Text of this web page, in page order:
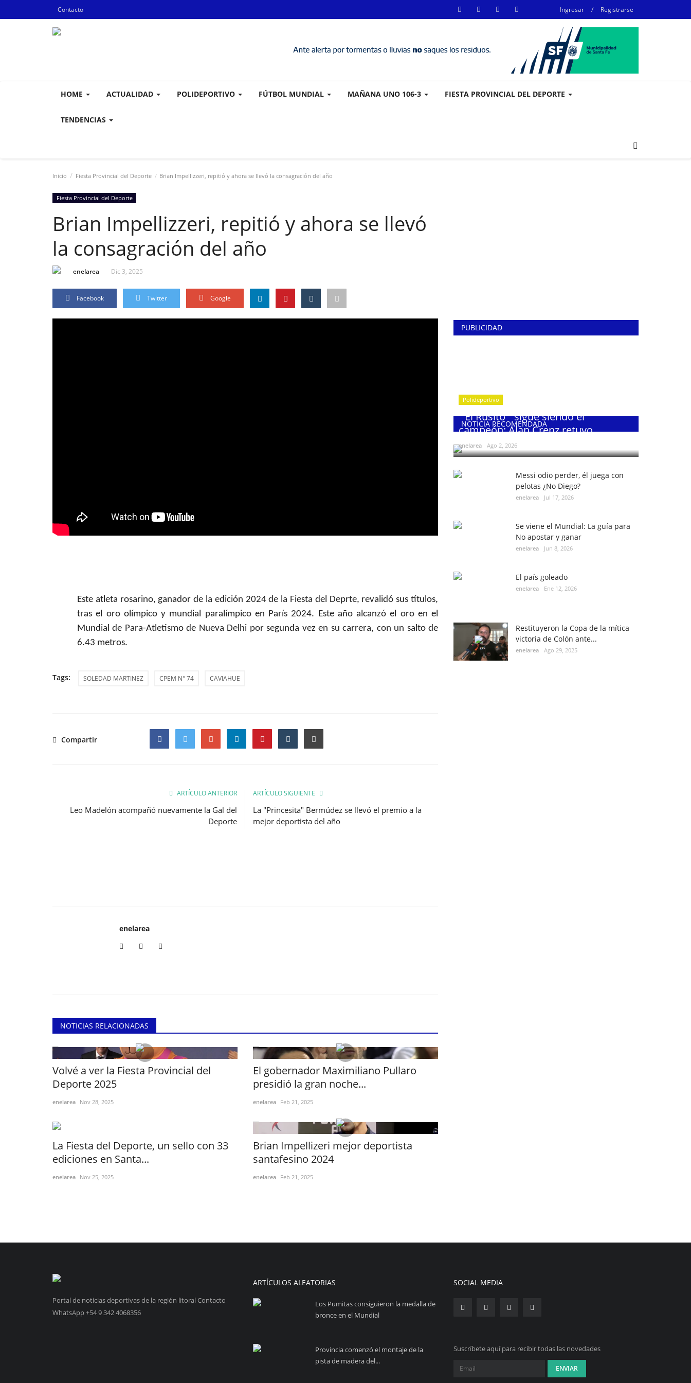
Contacto Ingresar / Registrarse
HOME ACTUALIDAD POLIDEPORTIVO FÚTBOL MUNDIAL MAÑANA UNO 106-3 FIESTA PROVINCIAL DEL DEPORTE
TENDENCIAS
Inicio Fiesta Provincial del Deporte Brian Impellizzeri, repitió y ahora se llevó la consagración del año
Fiesta Provincial del Deporte
Brian Impellizzeri, repitió y ahora se llevó
la consagración del año
enelarea Dic 3, 2025
Facebook Twitter Google
Este atleta rosarino, ganador de la edición 2024 de la Fiesta del Deprte, revalidó sus títulos,
tras el oro olímpico y mundial paralímpico en París 2024. Este año alcanzó el oro en el
Mundial de Para-Atletismo de Nueva Delhi por segunda vez en su carrera, con un salto de
6.43 metros.
Tags: SOLEDAD MARTINEZ CPEM N° 74 CAVIAHUE
Compartir
ARTÍCULO ANTERIOR
Leo Madelón acompañó nuevamente la Gal del
Deporte
ARTÍCULO SIGUIENTE
La "Princesita" Bermúdez se llevó el premio a la
mejor deportista del año
enelarea
NOTICIAS RELACIONADAS
Volvé a ver la Fiesta Provincial del
Deporte 2025
enelarea Nov 28, 2025
El gobernador Maximiliano Pullaro
presidió la gran noche...
enelarea Feb 21, 2025
La Fiesta del Deporte, un sello con 33
ediciones en Santa...
enelarea Nov 25, 2025
Brian Impellizeri mejor deportista
santafesino 2024
enelarea Feb 21, 2025
PUBLICIDAD
NOTICIA RECOMENDADA
Polideportivo
¨El Rusito¨ sigue siendo el
campeón: Alan Crenz retuvo...
enelarea Ago 2, 2026
Messi odio perder, él juega con
pelotas ¿No Diego?
enelarea Jul 17, 2026
Se viene el Mundial: La guía para
No apostar y ganar
enelarea Jun 8, 2026
El país goleado
enelarea Ene 12, 2026
Restituyeron la Copa de la mítica
victoria de Colón ante...
enelarea Ago 29, 2025
Portal de noticias deportivas de la región litoral Contacto
WhatsApp +54 9 342 4068356
ARTÍCULOS ALEATORIAS
Los Pumitas consiguieron la medalla de
bronce en el Mundial
Provincia comenzó el montaje de la
pista de madera del...
SOCIAL MEDIA
Suscríbete aquí para recibir todas las novedades